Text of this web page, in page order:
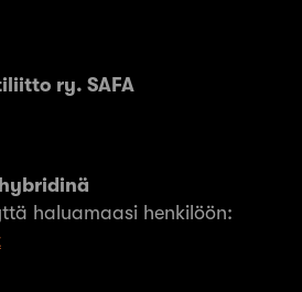
ry. SAFA
haluamaasi henkilöön: